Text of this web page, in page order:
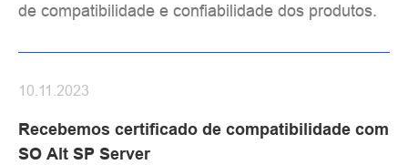
de compatibilidade e confiabilidade dos produtos.
Recebemos certificado de compatibilidade com
SO Alt SP Server
10.11.2023